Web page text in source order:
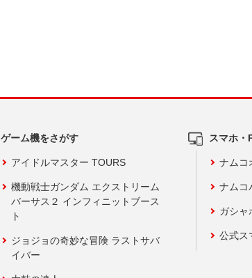
ゲーム機をさがす
アイドルマスター TOURS
機動戦士ガンダム エクストリーム
バーサス２ インフィニットブース
ト
ジョジョの奇妙な冒険 ラストサバ
イバー
スマホ・
ナムコ
ナムコ
ガシャ
公式ス